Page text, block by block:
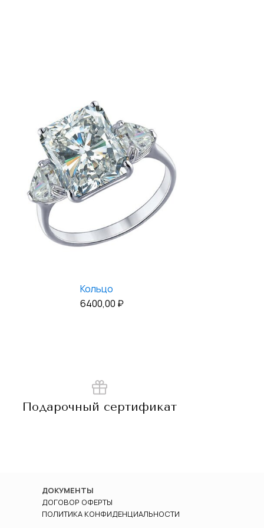
Кольцо
6400,00 ₽
Подарочный сертификат
ДОКУМЕНТЫ
ДОГОВОР ОФЕРТЫ
ПОЛИТИКА КОНФИДЕНЦИАЛЬНОСТИ